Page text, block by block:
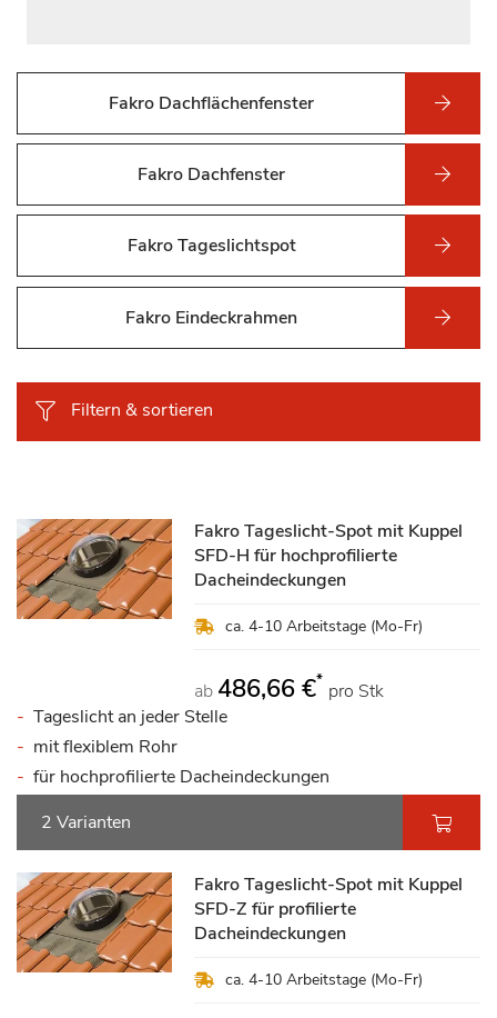
Fakro Dachflächenfenster
Fakro Dachfenster
Fakro Tageslichtspot
Fakro Eindeckrahmen
Filtern & sortieren
Fakro Tageslicht-Spot mit Kuppel
SFD-H für hochprofilierte
Dacheindeckungen
ca. 4-10 Arbeitstage (Mo-Fr)
ab 486,66 €* pro Stk
Tageslicht an jeder Stelle
mit flexiblem Rohr
für hochprofilierte Dacheindeckungen
2 Varianten
Fakro Tageslicht-Spot mit Kuppel
SFD-Z für profilierte
Dacheindeckungen
ca. 4-10 Arbeitstage (Mo-Fr)